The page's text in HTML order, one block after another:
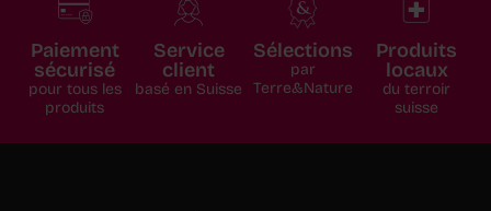
Paiement
sécurisé
pour tous les
produits
Service
client
basé en Suisse
Sélections
par
Terre&Nature
Produits
locaux
du terroir
suisse